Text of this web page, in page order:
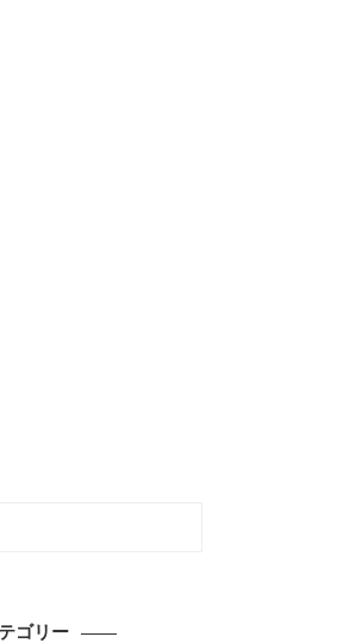
ゴリー